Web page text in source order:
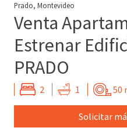
Prado, Montevideo
Venta
Estrenar
PRADO
2 1 50
Solicitar